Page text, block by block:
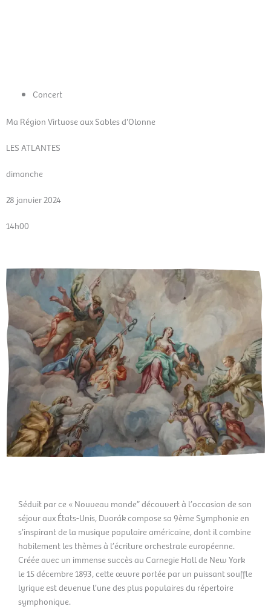
Concert
Ma Région Virtuose aux Sables d'Olonne
LES ATLANTES
dimanche
28 janvier 2024
14h00
Séduit par ce « Nouveau monde” découvert à l’occasion de son
séjour aux États-Unis, Dvorák compose sa 9ème Symphonie en
s’inspirant de la musique populaire américaine, dont il combine
habilement les thèmes à l’écriture orchestrale européenne.
Créée avec un immense succès au Carnegie Hall de New York
le 15 décembre 1893, cette œuvre portée par un puissant souffle
lyrique est devenue l’une des plus populaires du répertoire
symphonique.